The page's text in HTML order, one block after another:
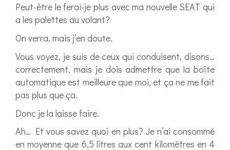
Peut-être le ferai-je plus avec ma nouvelle SEAT qui
a les palettes au volant?
On verra, mais j’en doute.
Vous voyez, je suis de ceux qui conduisent, disons…
correctement, mais je dois admettre que la boîte
automatique est meilleure que moi, et ça ne me fait
pas plus que ça.
Donc je la laisse faire.
Ah… Et vous savez quoi en plus? Je n’ai consommé
en moyenne que 6,5 litres aux cent kilomètres en 4